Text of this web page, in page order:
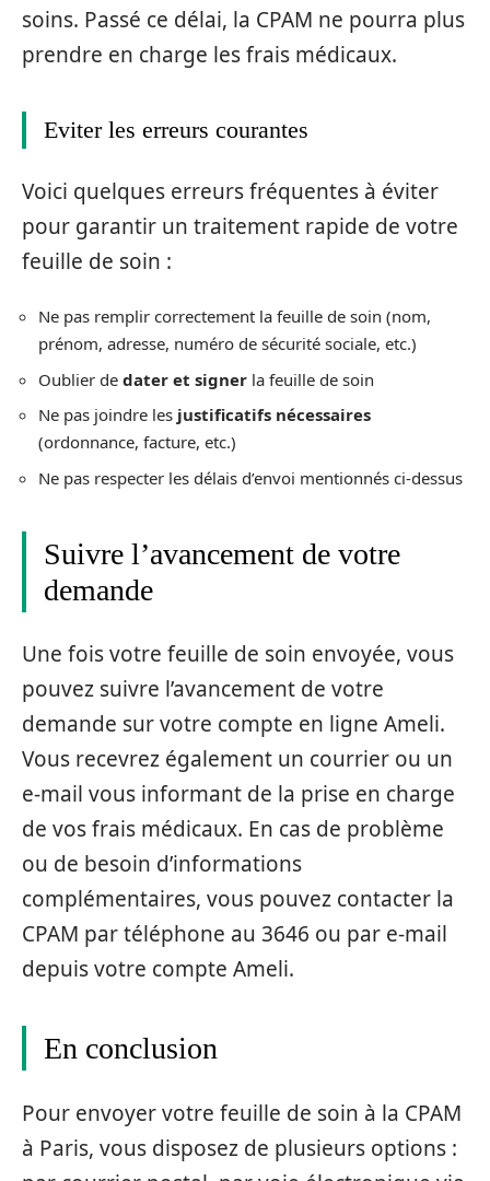
soins. Passé ce délai, la CPAM ne pourra plus
prendre en charge les frais médicaux.
Eviter les erreurs courantes
Voici quelques erreurs fréquentes à éviter
pour garantir un traitement rapide de votre
feuille de soin :
Ne pas remplir correctement la feuille de soin (nom,
prénom, adresse, numéro de sécurité sociale, etc.)
Oublier de dater et signer la feuille de soin
Ne pas joindre les justificatifs nécessaires
(ordonnance, facture, etc.)
Ne pas respecter les délais d’envoi mentionnés ci-dessus
Suivre l’avancement de votre
demande
Une fois votre feuille de soin envoyée, vous
pouvez suivre l’avancement de votre
demande sur votre compte en ligne Ameli.
Vous recevrez également un courrier ou un
e-mail vous informant de la prise en charge
de vos frais médicaux. En cas de problème
ou de besoin d’informations
complémentaires, vous pouvez contacter la
CPAM par téléphone au 3646 ou par e-mail
depuis votre compte Ameli.
En conclusion
Pour envoyer votre feuille de soin à la CPAM
à Paris, vous disposez de plusieurs options :